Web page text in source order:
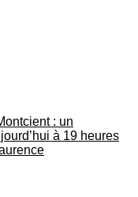
: un
à 19 heures